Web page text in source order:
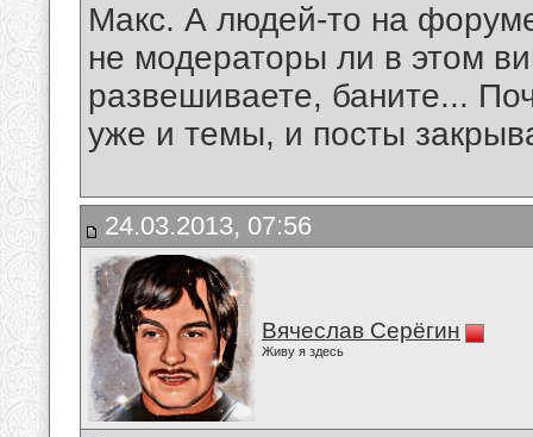
Макс. А людей-то на
не модераторы ли в этом
развешиваете, баните...
уже и темы, и посты
24.03.2013, 07:56
Вячеслав Серёгин
Живу я здесь